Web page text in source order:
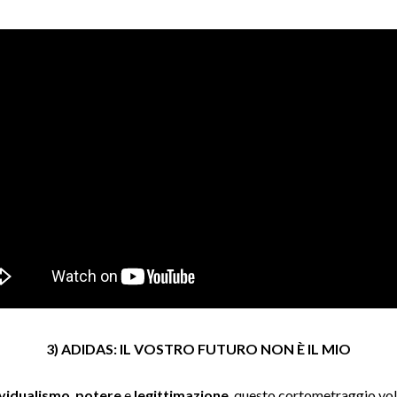
3) ADIDAS: IL VOSTRO FUTURO NON È IL MIO